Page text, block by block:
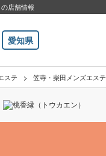
店舗情報
愛知県
ステ 笠寺・柴田メンズエステ